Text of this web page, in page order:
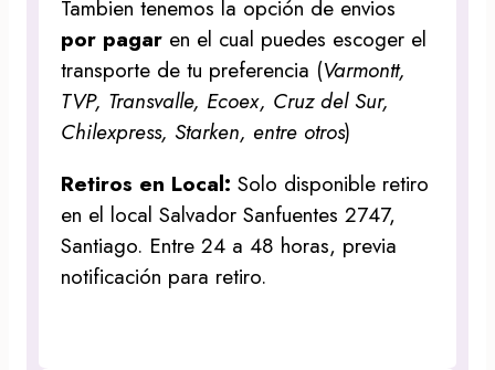
Tambien tenemos la opción de envios
por pagar en el cual puedes escoger el
transporte de tu preferencia (Varmontt,
TVP, Transvalle, Ecoex, Cruz del Sur,
Chilexpress, Starken, entre otros)
Retiros en Local:Solo disponible retiro
en el local Salvador Sanfuentes 2747,
Santiago. Entre 24 a 48 horas, previa
notificación para retiro.